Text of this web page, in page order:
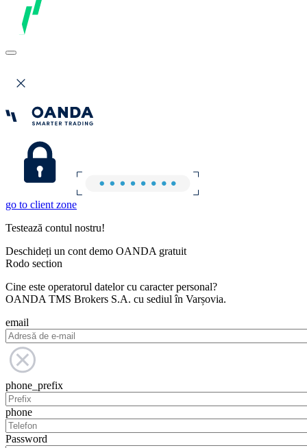
go to client zone
Testează contul nostru!
Deschideți un cont demo OANDA gratuit
Rodo section
Cine este operatorul datelor cu caracter personal?
OANDA TMS Brokers S.A. cu sediul în Varșovia.
email
phone_prefix
phone
Password